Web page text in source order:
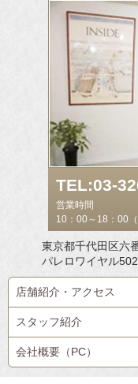
TEL:03-
営業時間
10：00～18：00（
東京都千代田区六
パレロワイヤル
店舗紹介・アクセス
スタッフ紹介
会社概要（PC）